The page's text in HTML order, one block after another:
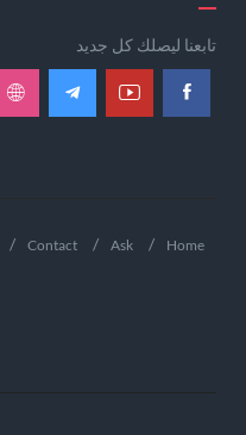
تابعنا ليصلك كل جديد
Home
Ask
Contact